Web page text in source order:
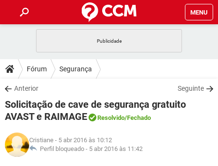
MENU
CELULAR
OUTLOOK
INSTAGRAM GMAIL
GUIA DE COMPRAS
DICAS
JOGOS
OUTLOOK
GUIA DE COMPRAS
DOWNLOADS
JOGOS WHATSAPP
CELULAR FACEBOOK
OUTLOOK
INSTAGRAM
FÓRUM
CELULAR FACEBOOK
GLOSSÁRIO
JOGOS
Fórum Segurança
Anterior Seguinte
Solicitação de cave de segurança gratuito
AVAST e RAIMAGE
Resolvido/Fechado
Cristiane - 5 abr 2016 às 10:12
Perfil bloqueado - 5 abr 2016 às 11:42